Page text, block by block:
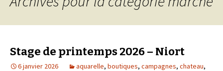
Stage de printemps 2026 – Niort
6 janvier 2026 aquarelle, boutiques, campagnes, chateau,